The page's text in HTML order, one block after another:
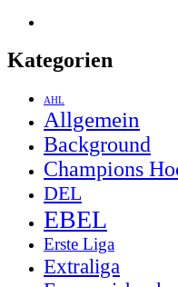
Kategorien
AHL
Allgemein
Background
Champions
DEL
EBEL
Erste Liga
Extraliga